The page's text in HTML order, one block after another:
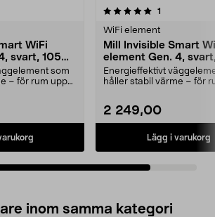
WiFi
svart, 1050
som
– för rum upp
1
WiFi element
Mill Invisible Smart
element Gen. 4,
W
Energieffektivt
håller stabil värme – för
2 249,00
Lägg i varukorg
inom samma kategori